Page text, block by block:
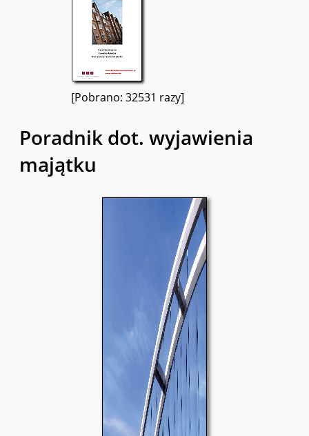
[Pobrano: 32531 razy]
Poradnik dot. wyjawienia
majątku